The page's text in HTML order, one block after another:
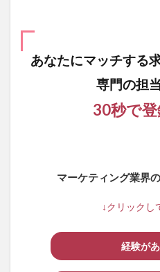
あなたにマッチする
専門の担
30秒で登
マーケティング業界
↓クリックし
経験が